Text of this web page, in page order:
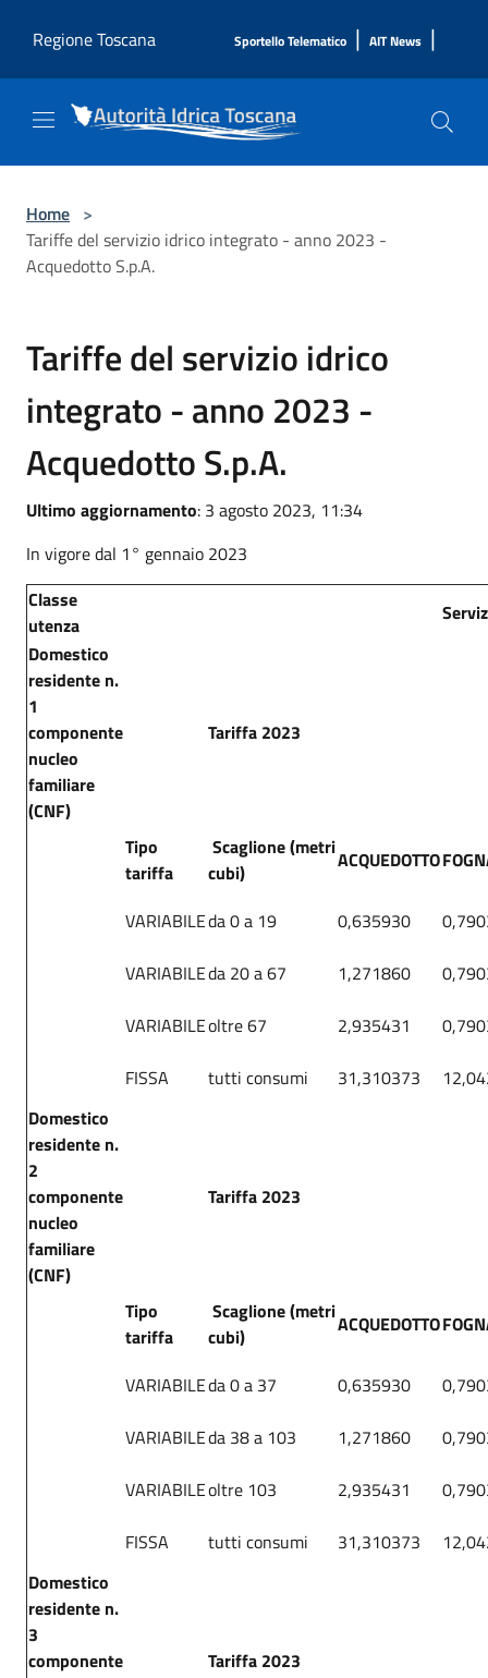
Regione Toscana
Sportello Telematico | AIT News |
Home >
Tariffe del servizio idrico integrato - anno 2023 -
Acquedotto S.p.A.
Tariffe del servizio idrico
integrato - anno 2023 -
Acquedotto S.p.A.
Ultimo aggiornamento: 3 agosto 2023, 11:34
In vigore dal 1° gennaio 2023
Classe
utenza
Domestico
residente n.
1
componente
nucleo
familiare
(CNF)
Tariffa 2023
Tipo
tariffa
Scaglione (metri
cubi)
ACQUEDOTTO
VARIABILEda 0 a 19 0,635930
VARIABILEda 20 a 67 1,271860
VARIABILEoltre 67 2,935431
FISSA
tutti consumi 31,310373
Domestico
residente n.
2
componente
nucleo
familiare
(CNF)
Tariffa 2023
Tipo
tariffa
Scaglione (metri
cubi)
ACQUEDOTTO
VARIABILEda 0 a 37 0,635930
VARIABILEda 38 a 103 1,271860
VARIABILEoltre 103 2,935431
FISSA
tutti consumi 31,310373
Domestico
residente n.
3
componente
Tariffa 2023